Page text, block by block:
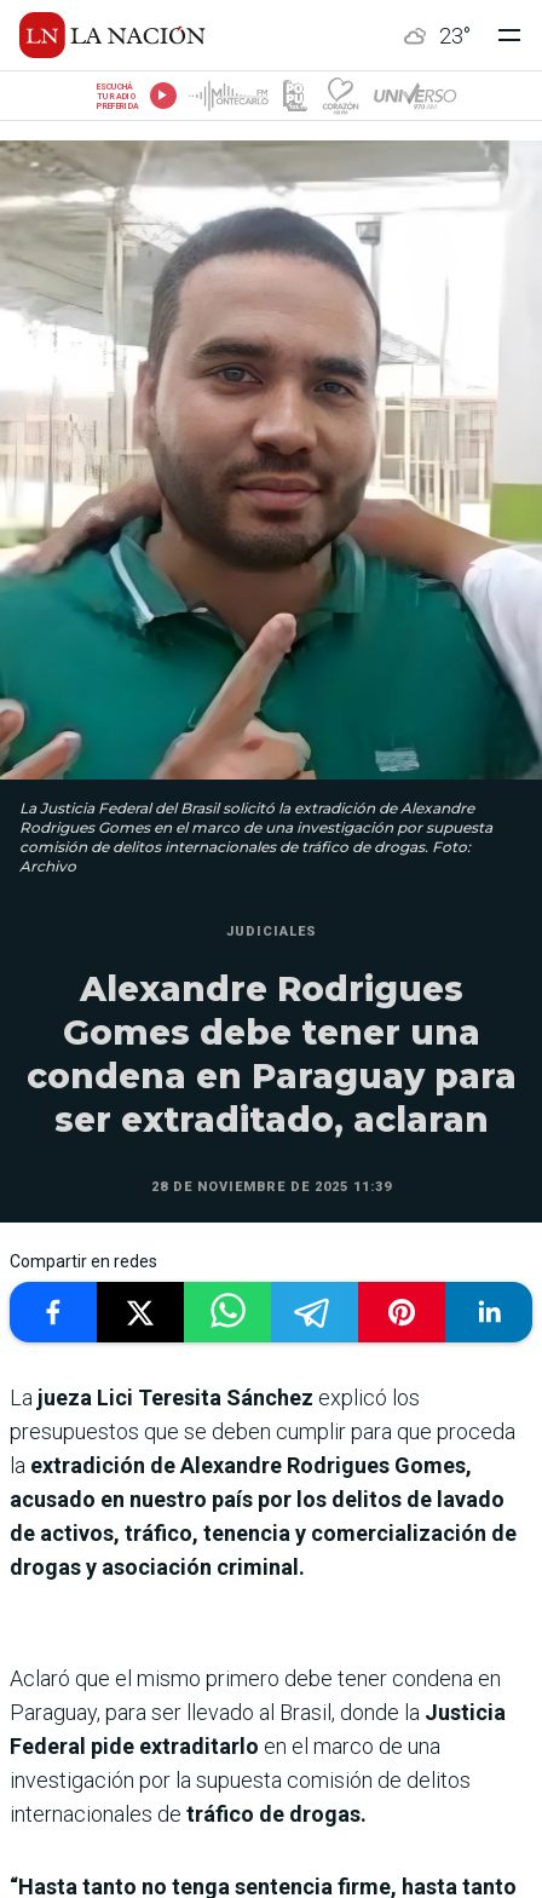
23°
ESCUCHÁ
TU RADIO
PREFERIDA
La Justicia Federal del Brasil solicitó la extradición de Alexandre
Rodrigues Gomes en el marco de una investigación por supuesta
comisión de delitos internacionales de tráfico de drogas. Foto:
Archivo
JUDICIALES
Alexandre Rodrigues
Gomes debe tener una
condena en Paraguay para
ser extraditado, aclaran
28 DE NOVIEMBRE DE 2025 11:39
Compartir en redes
La jueza Lici Teresita Sánchez explicó los
presupuestos que se deben cumplir para que proceda
la extradición de Alexandre Rodrigues Gomes,
acusado en nuestro país por los delitos de lavado
de activos, tráfico, tenencia y comercialización de
drogas y asociación criminal.
Aclaró que el mismo primero debe tener condena en
Paraguay, para ser llevado al Brasil, donde la Justicia
Federal pide extraditarlo en el marco de una
investigación por la supuesta comisión de delitos
internacionales de tráfico de drogas.
“Hasta tanto no tenga sentencia firme, hasta tanto